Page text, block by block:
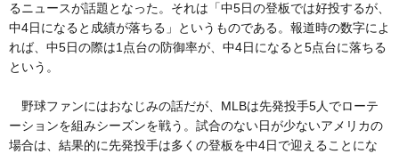
るニュースが話題となった。それは「中5日の登板では好投するが、
中4日になると成績が落ちる」というものである。報道時の数字によ
れば、中5日の際は1点台の防御率が、中4日になると5点台に落ちる
という。
野球ファンにはおなじみの話だが、MLBは先発投手5人でローテ
ーションを組みシーズンを戦う。試合のない日が少ないアメリカの
場合は、結果的に先発投手は多くの登板を中4日で迎えることにな